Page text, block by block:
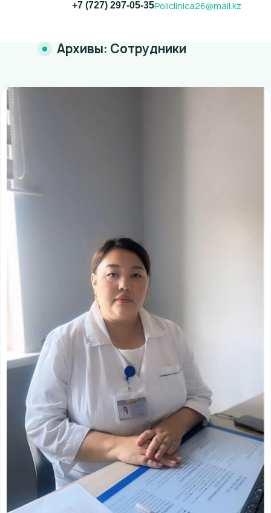
+7 (727) 297-05-35Policlinica26@mail.kz
Архивы: Сотрудники